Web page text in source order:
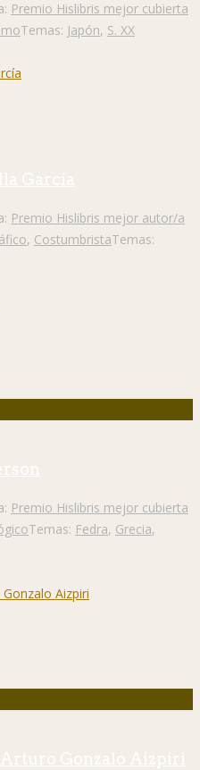
Premio Hislibris mejor cubierta
Temas: Japón, S. XX
García
Premio Hislibris mejor autor/a
, CostumbristaTemas:
Premio Hislibris mejor cubierta
Temas: Fedra, Grecia,
Arturo Gonzalo Aizpiri